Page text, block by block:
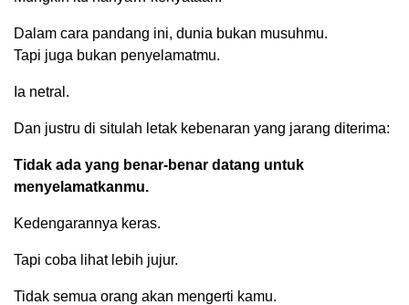
Dalam cara pandang ini, dunia bukan musuhmu.
Tapi juga bukan penyelamatmu.
Ia netral.
Dan justru di situlah letak kebenaran yang jarang diterima:
Tidak ada yang benar-benar datang untuk
menyelamatkanmu.
Kedengarannya keras.
Tapi coba lihat lebih jujur.
Tidak semua orang akan mengerti kamu.